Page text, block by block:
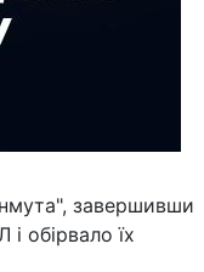
завершивши
обірвало їх